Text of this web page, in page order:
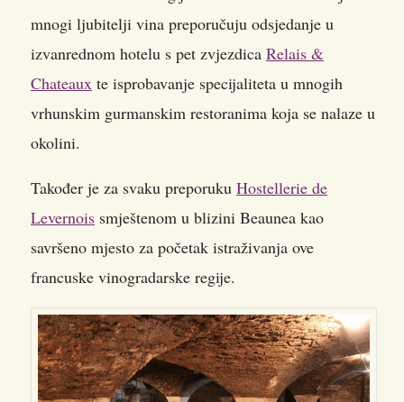
mnogi ljubitelji vina preporučuju odsjedanje u
izvanrednom hotelu s pet zvjezdica Relais &
Chateaux te isprobavanje specijaliteta u mnogih
vrhunskim gurmanskim restoranima koja se nalaze u
okolini.
Također je za svaku preporuku Hostellerie de
Levernois smještenom u blizini Beaunea kao
savršeno mjesto za početak istraživanja ove
francuske vinogradarske regije.